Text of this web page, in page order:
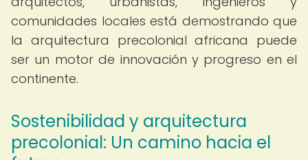
comunidades locales está demostrando que
la arquitectura precolonial africana puede
ser un motor de innovación y progreso en el
continente.
Sostenibilidad y arquitectura
precolonial: Un camino hacia el